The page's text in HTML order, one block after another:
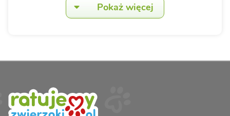
Pokaż więcej